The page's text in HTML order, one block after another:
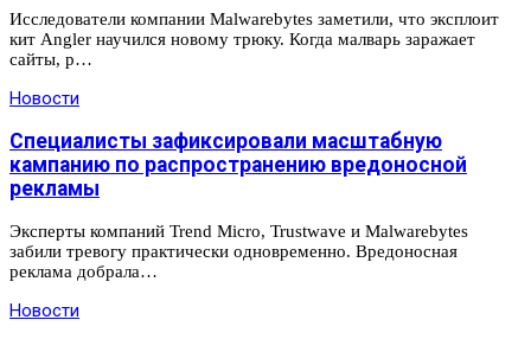
Исследователи компании Malwarebytes заметили, что эксплоит
кит Angler научился новому трюку. Когда малварь заражает
сайты, р…
Новости
Специалисты зафиксировали масштабную
кампанию по распространению вредоносной
рекламы
Эксперты компаний Trend Micro, Trustwave и Malwarebytes
забили тревогу практически одновременно. Вредоносная
реклама добрала…
Новости